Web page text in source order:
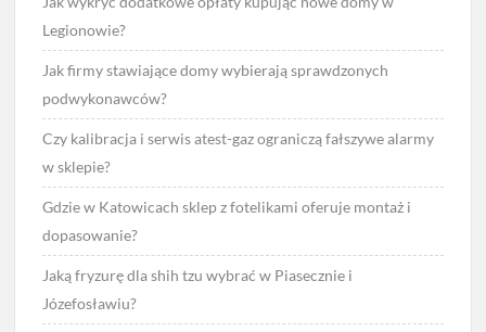
Legionowie?
Jak firmy stawiające domy wybierają sprawdzonych
podwykonawców?
Czy kalibracja i serwis atest-gaz ograniczą fałszywe alarmy
w sklepie?
Gdzie w Katowicach sklep z fotelikami oferuje montaż i
dopasowanie?
Jaką fryzurę dla shih tzu wybrać w Piasecznie i
Józefosławiu?